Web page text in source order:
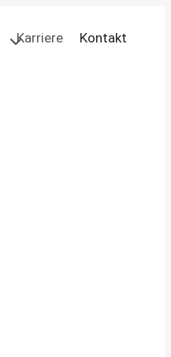
Karriere Kontakt